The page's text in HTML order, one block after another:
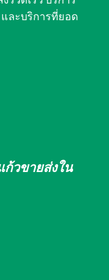
ละบริการที่ยอด
วขายส่งใน